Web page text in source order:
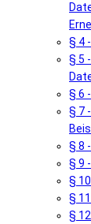
§ 4
§ 5
§ 6
§ 7
§ 8
§ 9
§
§
§